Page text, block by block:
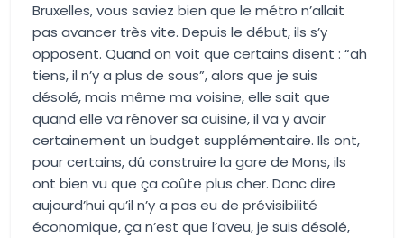
Bruxelles, vous saviez bien que le métro n’allait
pas avancer très vite. Depuis le début, ils s’y
opposent. Quand on voit que certains disent : “ah
tiens, il n’y a plus de sous”, alors que je suis
désolé, mais même ma voisine, elle sait que
quand elle va rénover sa cuisine, il va y avoir
certainement un budget supplémentaire. Ils ont,
pour certains, dû construire la gare de Mons, ils
ont bien vu que ça coûte plus cher. Donc dire
aujourd’hui qu’il n’y a pas eu de prévisibilité
économique, ça n’est que l’aveu, je suis désolé,